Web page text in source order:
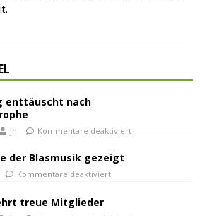
enttäuscht nach
jh Kommentare deaktiviert
der Blasmusik gezeigt
Kommentare deaktiviert
treue Mitglieder